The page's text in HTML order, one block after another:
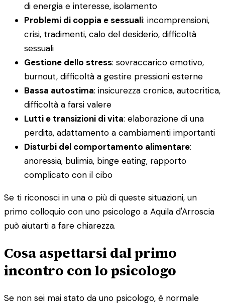
di energia e interesse, isolamento
Problemi di coppia e sessuali: incomprensioni,
crisi, tradimenti, calo del desiderio, difficoltà
sessuali
Gestione dello stress: sovraccarico emotivo,
burnout, difficoltà a gestire pressioni esterne
Bassa autostima: insicurezza cronica, autocritica,
difficoltà a farsi valere
Lutti e transizioni di vita: elaborazione di una
perdita, adattamento a cambiamenti importanti
Disturbi del comportamento alimentare:
anoressia, bulimia, binge eating, rapporto
complicato con il cibo
Se ti riconosci in una o più di queste situazioni, un
primo colloquio con uno psicologo a Aquila d'Arroscia
può aiutarti a fare chiarezza.
Cosa aspettarsi dal primo
incontro con lo psicologo
Se non sei mai stato da uno psicologo, è normale